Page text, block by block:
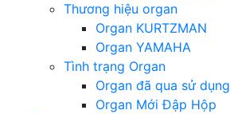
Thương hiệu organ
Organ KURTZMAN
Organ YAMAHA
Tình trạng Organ
Organ đã qua sử dụng
Organ Mới Đập Hộp